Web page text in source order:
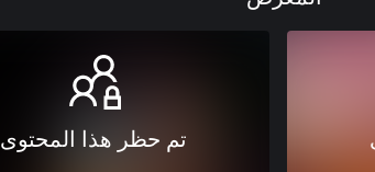
تم حظر هذا المحتوى